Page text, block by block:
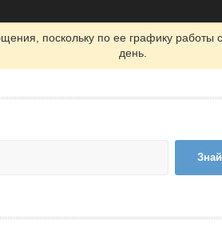
поскольку по ее графику
день.